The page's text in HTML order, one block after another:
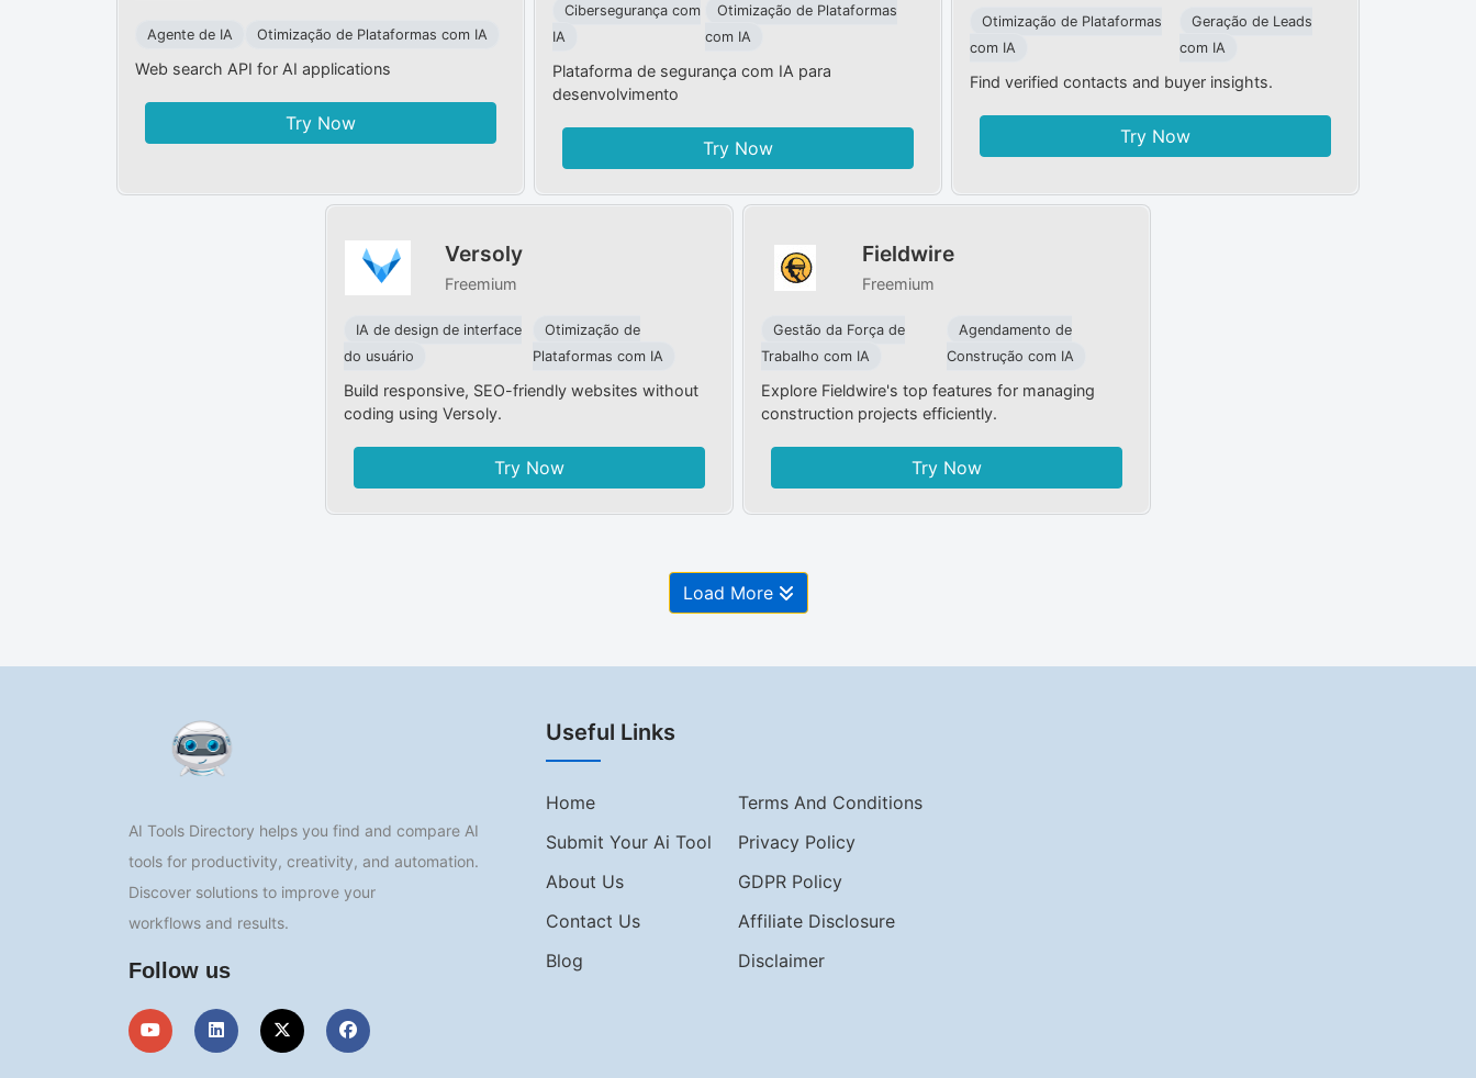
Agente de IA Otimização de Plataformas com IA
Web search API for AI applications
Try Now
Cibersegurança com
IA
Otimização de Plataformas
com IA
Plataforma de segurança com IA para
desenvolvimento
Try Now
Otimização de Plataformas
com IA
Geração de Leads
com IA
Find verified contacts and buyer insights.
Try Now
Versoly
Freemium
IA de design de interface
do usuário
Otimização de
Plataformas com IA
Build responsive, SEO-friendly websites without
coding using Versoly.
Try Now
Fieldwire
Freemium
Gestão da Força de
Trabalho com IA
Agendamento de
Construção com IA
Explore Fieldwire's top features for managing
construction projects efficiently.
Try Now
Load More
AI Tools Directory helps you find and compare AI
tools for productivity, creativity, and automation.
Discover solutions to improve your
workflows and results.
Follow us
Useful Links
Home
Terms And Conditions
Submit Your Ai Tool
Privacy Policy
About Us
GDPR Policy
Contact Us
Affiliate Disclosure
Blog
Disclaimer